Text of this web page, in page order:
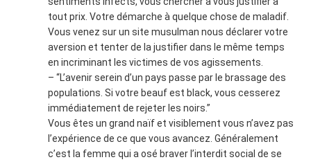
tout prix. Votre démarche à quelque chose de maladif.
Vous venez sur un site musulman nous déclarer votre
aversion et tenter de la justifier dans le même temps
en incriminant les victimes de vos agissements.
– “L’avenir serein d’un pays passe par le brassage des
populations. Si votre beauf est black, vous cesserez
immédiatement de rejeter les noirs.”
Vous êtes un grand naïf et visiblement vous n’avez pas
l’expérience de ce que vous avancez. Généralement
c’est la femme qui a osé braver l’interdit social de se